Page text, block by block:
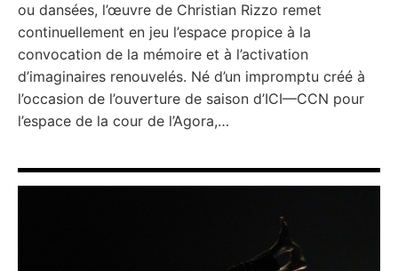
ou dansées, l’œuvre de Christian Rizzo remet
continuellement en jeu l’espace propice à la
convocation de la mémoire et à l’activation
d’imaginaires renouvelés. Né d’un impromptu créé à
l’occasion de l’ouverture de saison d’ICI—CCN pour
l’espace de la cour de l’Agora,…